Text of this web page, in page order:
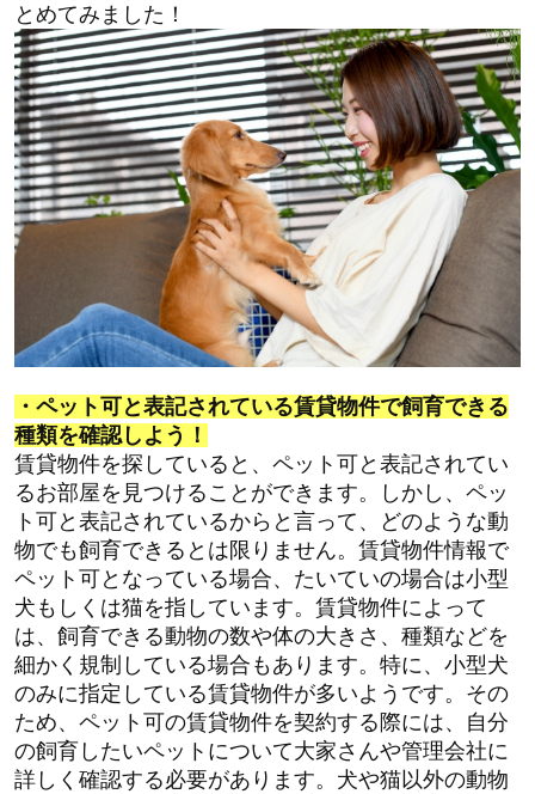
とめてみました！
・ペット可と表記されている賃貸物件で飼育できる
種類を確認しよう！
賃貸物件を探していると、ペット可と表記されてい
るお部屋を見つけることができます。
しかし、ペッ
ト可と表記されているからと言って、どのような動
物でも飼育できるとは限りません。 賃貸物件情報で
ペット可となっている場合、たいていの場合は小型
犬もしくは猫を指しています。 賃貸物件によって
は、飼育できる動物の数や体の大きさ、種類などを
細かく規制している場合もあります。 特に、小型犬
のみに指定している賃貸物件が多いようです。 その
ため、ペット可の賃貸物件を契約する際には、自分
の飼育したいペットについて大家さんや管理会社に
詳しく確認する必要があります。 犬や猫以外の動物